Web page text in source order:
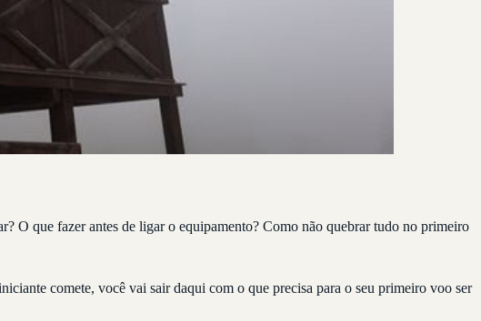
O que fazer antes de ligar o equipamento? Como não quebrar tudo no primeiro
comete, você vai sair daqui com o que precisa para o seu primeiro voo ser